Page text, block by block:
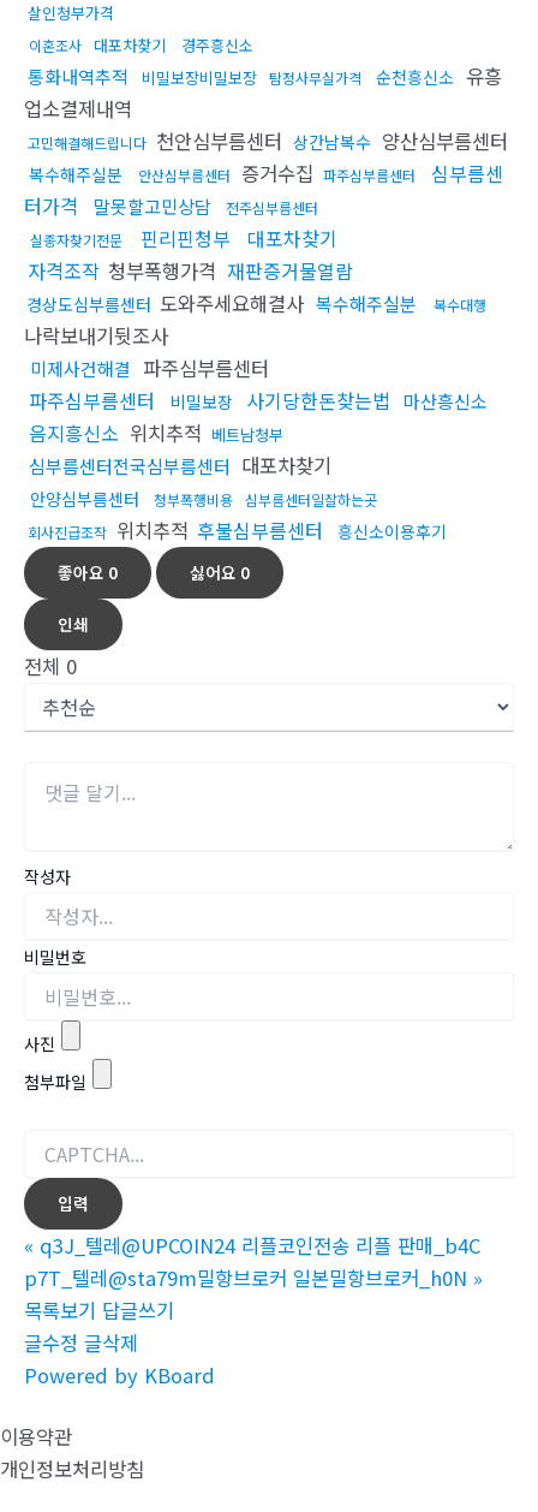
살인청부가격
이혼조사 대포차찾기 경주흥신소
통화내역추적 비밀보장비밀보장 탐정사무실가격 순천흥신소 유흥
업소결제내역
고민해결해드립니다 천안심부름센터 상간남복수 양산심부름센터
복수해주실분 안산심부름센터 증거수집 파주심부름센터
심부름센
터가격
말못할고민상담
전주심부름센터
실종자찾기전문
핀리핀청부
대포차찾기
자격조작 청부폭행가격 재판증거물열람
경상도심부름센터 도와주세요해결사 복수해주실분 복수대행
나락보내기뒷조사
미제사건해결
파주심부름센터
파주심부름센터
비밀보장 사기당한돈찾는법 마산흥신소
음지흥신소 위치추적 베트남청부
심부름센터전국심부름센터 대포차찾기
안양심부름센터 청부폭행비용 심부름센터일잘하는곳
회사진급조작 위치추적 후불심부름센터
흥신소이용후기
좋아요 0 싫어요 0
인쇄
전체 0
작성자
비밀번호
사진
첨부파일
« q3J_텔레@UPCOIN24 리플코인전송 리플 판매_b4C
p7T_텔레@sta79m밀항브로커 일본밀항브로커_h0N »
목록보기 답글쓰기
글수정 글삭제
Powered by KBoard
이용약관
개인정보처리방침